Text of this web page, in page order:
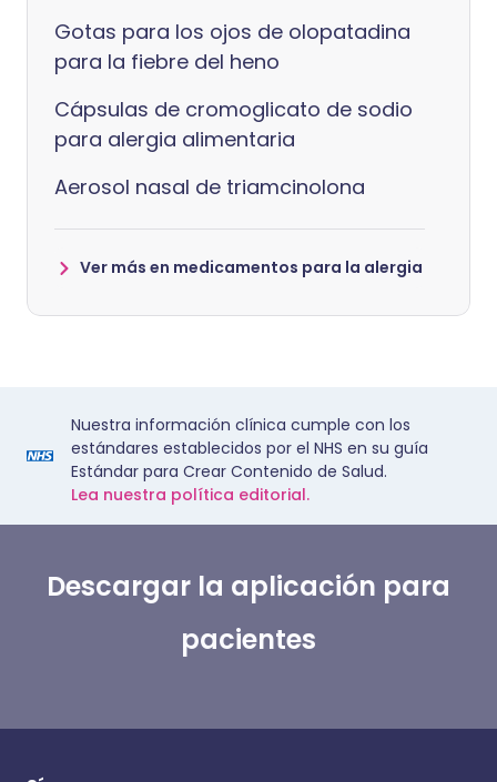
Gotas para los ojos de olopatadina
para la fiebre del heno
Cápsulas de cromoglicato de sodio
para alergia alimentaria
Aerosol nasal de triamcinolona
Ver más en medicamentos para la alergia
Nuestra información clínica cumple con los
estándares establecidos por el NHS en su guía
Estándar para Crear Contenido de Salud.
Lea nuestra política editorial.
Descargar la aplicación para
pacientes